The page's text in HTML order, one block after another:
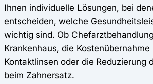
Ihnen individuelle Lösungen, bei
entscheiden, welche
wichtig sind. Ob
Krankenhaus, die
Kontaktlinsen oder die Reduzierung
beim Zahnersatz.